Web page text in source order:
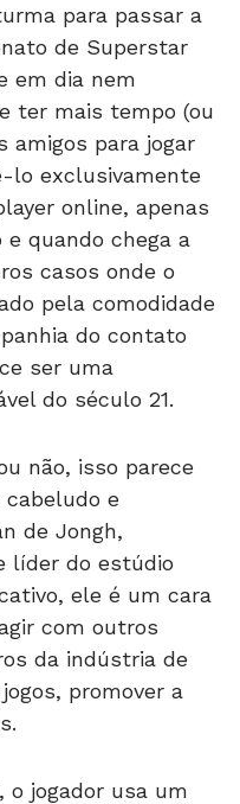
para passar a
de Superstar
em dia nem
ter mais tempo (ou
amigos para jogar
lo exclusivamente
online, apenas
quando chega a
casos onde o
pela comodidade
do contato
ser uma
do século 21.
não, isso parece
e
de Jongh,
líder do estúdio
ele é um cara
com outros
da indústria de
promover a
o jogador usa um